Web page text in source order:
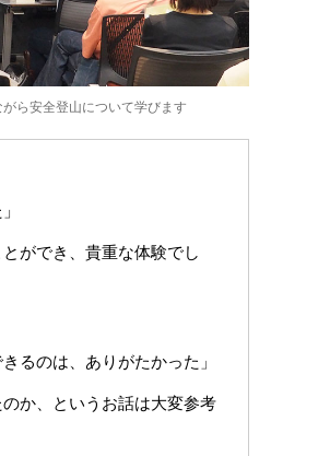
ら安全登山について学びます
ができ、貴重な体験でし
るのは、ありがたかった」
か、というお話は大変参考